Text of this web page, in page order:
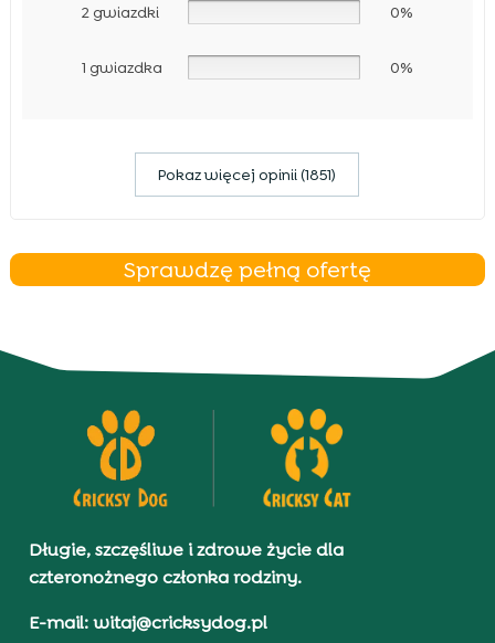
2 gwiazdki 0%
1 gwiazdka 0%
Pokaz więcej opinii (1851)
Sprawdzę pełną ofertę
Długie, szczęśliwe i zdrowe życie dla
czteronożnego członka rodziny.
E-mail: witaj@cricksydog.pl